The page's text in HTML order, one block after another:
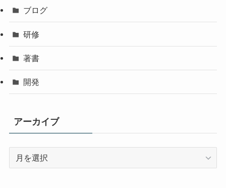
ブログ
研修
著書
開発
アーカイブ